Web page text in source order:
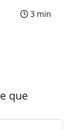
3 min
que